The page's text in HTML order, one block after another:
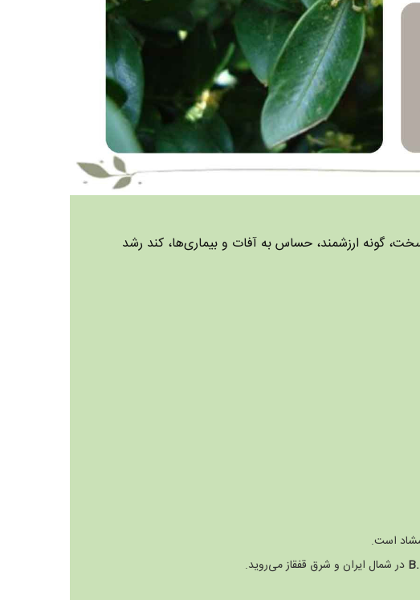
گونه ارزشمند، حساس به آفات و بیماری‌ها، کند رشد
است.
در شمال ایران و شرق قفقاز می‌روید.